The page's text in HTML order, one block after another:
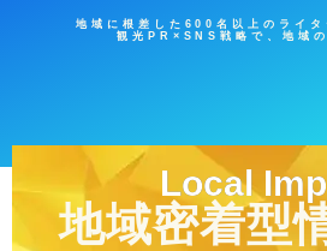
地域に根差した600名以上のライ
観光PR×SNS戦略で、地域の
Local
地域密着型